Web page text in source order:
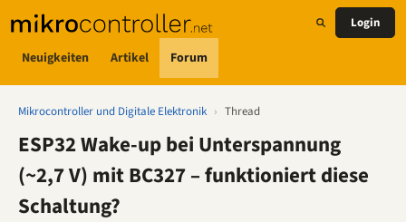
Neuigkeiten Artikel Forum
Login
Mikrocontroller und Digitale Elektronik › Thread
ESP32 Wake-up bei Unterspannung
(~2,7 V) mit BC327 – funktioniert diese
Schaltung?